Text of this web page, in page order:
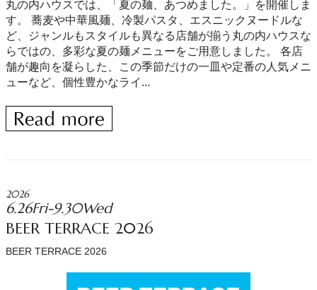
丸の内ハウスでは、「夏の麺、あつめました。」を開催しま
す。 蕎麦や中華風麺、冷製パスタ、エスニックヌードルな
ど、ジャンルもスタイルも異なる店舗が揃う丸の内ハウスな
らではの、多彩な夏の麺メニューをご用意しました。 各店
舗が趣向を凝らした、この季節だけの一皿や定番の人気メニ
ューなど、個性豊かなライ...
2026
6.26Fri-9.30Wed
BEER TERRACE 2026
BEER TERRACE 2026